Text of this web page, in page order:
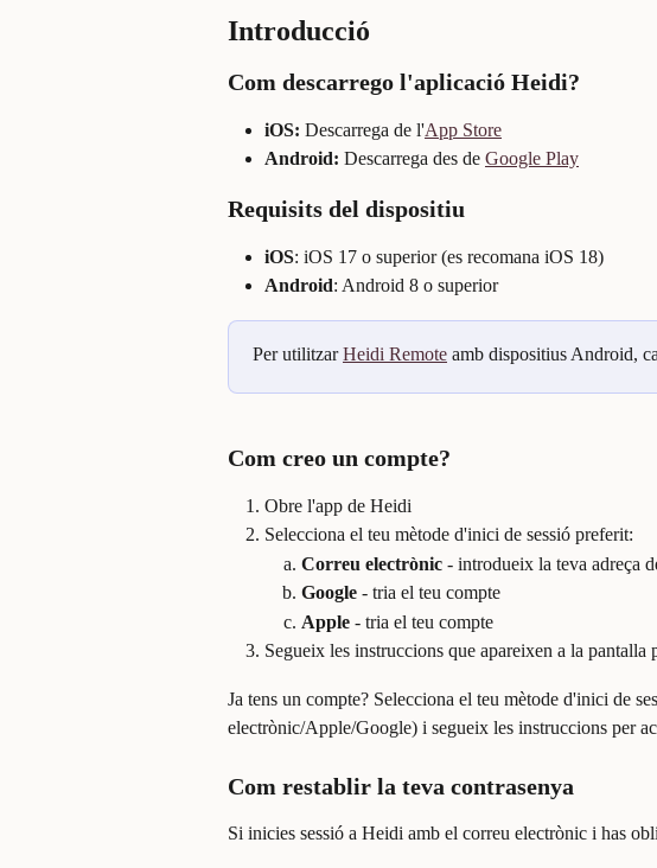
Introducció
Com descarrego l'aplicació Heidi?
iOS: Descarrega de l'App Store
Android: Descarrega des de Google Play
Requisits del dispositiu
iOS: iOS 17 o superior (es recomana iOS 18)
Android: Android 8 o superior
Per utilitzar Heidi Remote amb dispositius Android,
Com creo un compte?
Obre l'app de Heidi
Selecciona el teu mètode d'inici de sessió preferit:
Correu electrònic - introdueix la teva adreça
Google - tria el teu compte
Apple - tria el teu compte
Segueix les instruccions que apareixen a la pantalla
Ja tens un compte? Selecciona el teu mètode d'inici de
electrònic/Apple/Google) i segueix les instruccions per
Com restablir la teva contrasenya
Si inicies sessió a Heidi amb el correu electrònic i has